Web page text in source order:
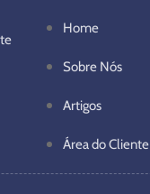
Home
Sobre Nós
Artigos
Área do Cliente